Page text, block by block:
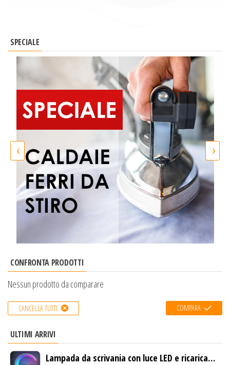
SPECIALE
‹ ›
CONFRONTA PRODOTTI
Nessun prodotto da comparare
CANCELLA TUTTI COMPARA
ULTIMI ARRIVI
Lampada da scrivania con luce LED e ricarica